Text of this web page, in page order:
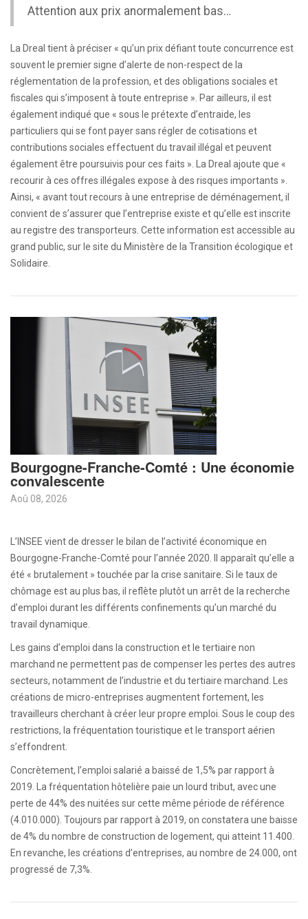
Attention aux prix anormalement bas…
La Dreal tient à préciser « qu’un prix défiant toute concurrence est
souvent le premier signe d’alerte de non-respect de la
réglementation de la profession, et des obligations sociales et
fiscales qui s’imposent à toute entreprise ». Par ailleurs, il est
également indiqué que « sous le prétexte d’entraide, les
particuliers qui se font payer sans régler de cotisations et
contributions sociales effectuent du travail illégal et peuvent
également être poursuivis pour ces faits ». La Dreal ajoute que «
recourir à ces offres illégales expose à des risques importants ».
Ainsi, « avant tout recours à une entreprise de déménagement, il
convient de s’assurer que l’entreprise existe et qu’elle est inscrite
au registre des transporteurs. Cette information est accessible au
grand public, sur le site du Ministère de la Transition écologique et
Solidaire.
Bourgogne-Franche-Comté : Une économie
convalescente
Aoû 08, 2026
L’INSEE vient de dresser le bilan de l’activité économique en
Bourgogne-Franche-Comté pour l’année 2020. Il apparaît qu’elle a
été « brutalement » touchée par la crise sanitaire. Si le taux de
chômage est au plus bas, il reflète plutôt un arrêt de la recherche
d’emploi durant les différents confinements qu’un marché du
travail dynamique.
Les gains d’emploi dans la construction et le tertiaire non
marchand ne permettent pas de compenser les pertes des autres
secteurs, notamment de l’industrie et du tertiaire marchand. Les
créations de micro-entreprises augmentent fortement, les
travailleurs cherchant à créer leur propre emploi. Sous le coup des
restrictions, la fréquentation touristique et le transport aérien
s’effondrent.
Concrètement, l’emploi salarié a baissé de 1,5% par rapport à
2019. La fréquentation hôtelière paie un lourd tribut, avec une
perte de 44% des nuitées sur cette même période de référence
(4.010.000). Toujours par rapport à 2019, on constatera une baisse
de 4% du nombre de construction de logement, qui atteint 11.400.
En revanche, les créations d’entreprises, au nombre de 24.000, ont
progressé de 7,3%.